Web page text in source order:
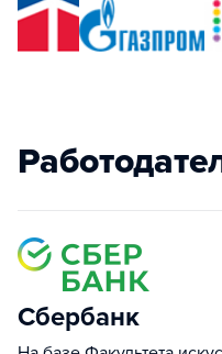
Сбербанк